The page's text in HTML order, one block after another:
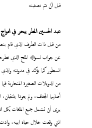
قبل أنْ تتم تصفيته
عبدالحسين المطر يبحر في امواج
من قبل ذات الطرف الذي قام
عن جواب لسؤاله الملح الذي
من الدويلات الصغيرة المتحاربة
أصابهما الجفاف، ولم يعودا
يرى أنّ تشمل جميع الملفات بكل
التي وقعت خلال حياة ابيه، وادت